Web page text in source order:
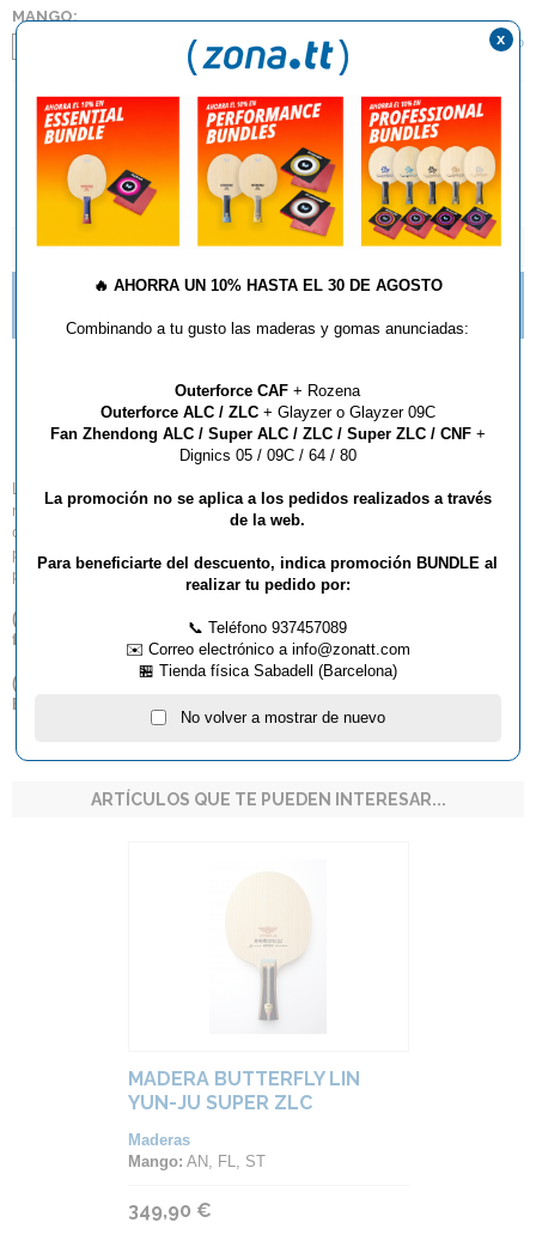
MANGO:
¿Qué tipo de mango debo elegir?
AÑADIR AL CARRITO
DESCRIPCIÓN Y CARACTERÍSTICAS
ELEGIR?
Madera Butterfly
Innershield Layer
Láminas con tecnología Innerforce – fibras ZL colocadas más cerca del
núcleo- de esta manera se obtiene un tacto más suave y un juego más
controlado. La madera Innershield cuenta con una gran flexibilidad y un
punto dulce más grande gracias a las fibras ZL que dan la velocidad ideal
para el defensor moderno. 5 láminas de madera + 2 ZLF.
(
) Este artículo no admite descuento lineal por volumen de
facturación.
(
) Por favor, tenga en cuenta que sólo entregamos productos
Butterfly dentro del territorio español.
ARTÍCULOS QUE TE PUEDEN INTERESAR...
MADERA BUTTERFLY LIN
YUN-JU SUPER ZLC
Maderas
Mango: AN, FL, ST
349,90 €
🔥 AHORRA UN 10% HASTA EL 30 DE AGOSTO
Combinando a tu gusto las maderas y gomas anunciadas:
Outerforce CAF + Rozena
Outerforce ALC / ZLC+ Glayzer o Glayzer 09C
Fan Zhendong ALC / Super ALC / ZLC / Super ZLC / CNF+
Dignics 05 / 09C / 64 / 80
La promoción no se aplica a los pedidos realizados a través
de la web.
Para beneficiarte del descuento, indica promoción BUNDLE al
realizar tu pedido por:
📞 Teléfono 937457089
✉️ Correo electrónico a info@zonatt.com
🏪 Tienda física Sabadell (Barcelona)
No volver a mostrar de nuevo
x